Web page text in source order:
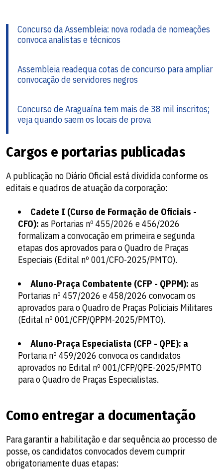
Concurso da Assembleia: nova rodada de nomeações
convoca analistas e técnicos
Assembleia readequa cotas de concurso para ampliar
convocação de servidores negros
Concurso de Araguaína tem mais de 38 mil inscritos;
veja quando saem os locais de prova
Cargos e portarias publicadas
A publicação no Diário Oficial está dividida conforme os
editais e quadros de atuação da corporação:
Cadete I (Curso de Formação de Oficiais -
CFO): as Portarias nº 455/2026 e 456/2026
formalizam a convocação em primeira e segunda
etapas dos aprovados para o Quadro de Praças
Especiais (Edital nº 001/CFO-2025/PMTO).
Aluno-Praça Combatente (CFP - QPPM): as
Portarias nº 457/2026 e 458/2026 convocam os
aprovados para o Quadro de Praças Policiais Militares
(Edital nº 001/CFP/QPPM-2025/PMTO).
Aluno-Praça Especialista (CFP - QPE): a
Portaria nº 459/2026 convoca os candidatos
aprovados no Edital nº 001/CFP/QPE-2025/PMTO
para o Quadro de Praças Especialistas.
Como entregar a documentação
Para garantir a habilitação e dar sequência ao processo de
posse, os candidatos convocados devem cumprir
obrigatoriamente duas etapas: